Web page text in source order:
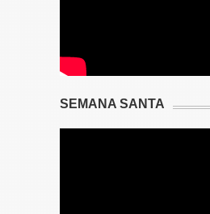
SEMANA SANTA